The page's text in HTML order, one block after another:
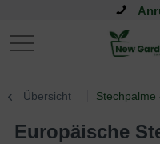
Übersicht Stechpalme
Europäische